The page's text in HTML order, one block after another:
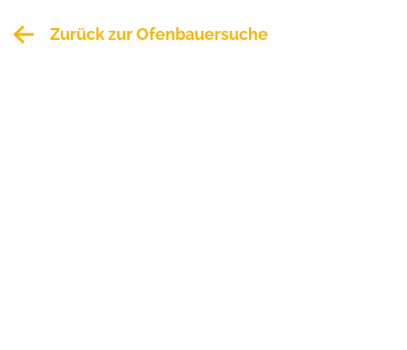
Zurück zur Ofenbauersuche